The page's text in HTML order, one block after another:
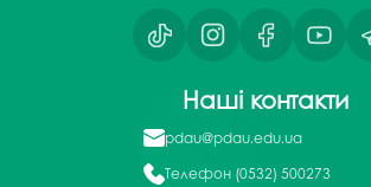
Наші контакти
pdau@pdau.edu.ua
Телефон (0532) 500273